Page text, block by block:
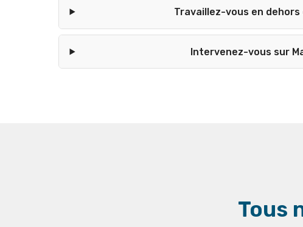
Travaillez-vous en
Intervenez-vous sur
Tous